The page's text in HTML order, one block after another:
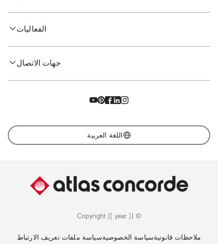
الفعاليات
جهات الاتصال
اللغة العربية
© Copyright {{ year }}
ملاحظات قانونيةسياسة الخصوصيةسياسة ملفات تعريف الارتباط